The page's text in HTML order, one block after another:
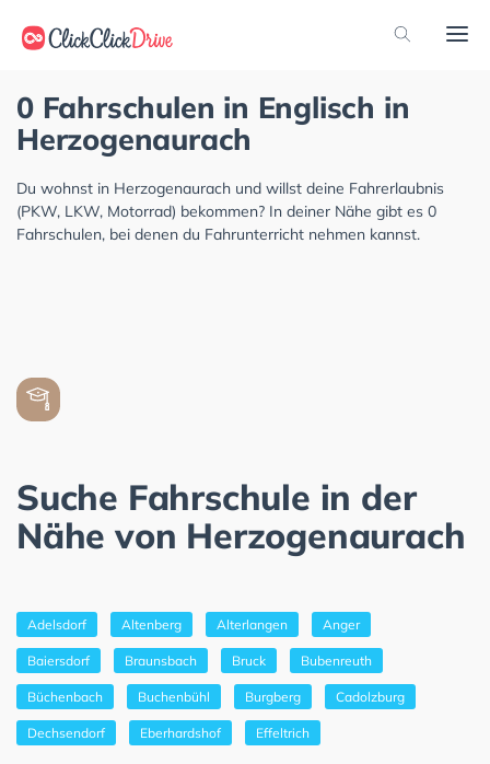
0 Fahrschulen in Englisch in
Herzogenaurach
Du wohnst in Herzogenaurach und willst deine Fahrerlaubnis
(PKW, LKW, Motorrad) bekommen? In deiner Nähe gibt es 0
Fahrschulen, bei denen du Fahrunterricht nehmen kannst.
Suche Fahrschule in der
Nähe von Herzogenaurach
Adelsdorf Altenberg Alterlangen Anger
Baiersdorf Braunsbach Bruck Bubenreuth
Büchenbach Buchenbühl Burgberg Cadolzburg
Dechsendorf Eberhardshof Effeltrich